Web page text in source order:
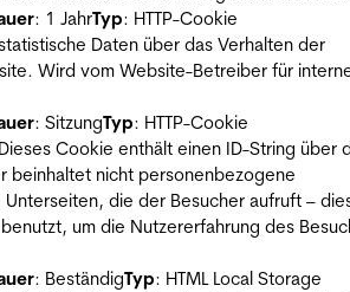
: 1 JahrTyp: HTTP-Cookie
Daten über das Verhalten der
Wird vom Website-Betreiber für
: SitzungTyp: HTTP-Cookie
Dieses Cookie enthält einen ID-String über
beinhaltet nicht personenbezogene
die der Besucher aufruft –
um die Nutzererfahrung des
: BeständigTyp: HTML Local Storage